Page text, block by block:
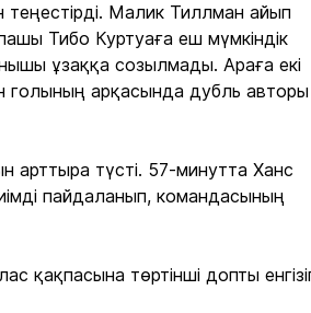
Малик Тиллман айып
Тибо Куртуаға еш мүмкіндік
ұзаққа созылмады. Араға екі
голының арқасында дубль авторы
арттыра түсті. 57-минутта Ханс
пайдаланып, командасының
қақпасына төртінші допты